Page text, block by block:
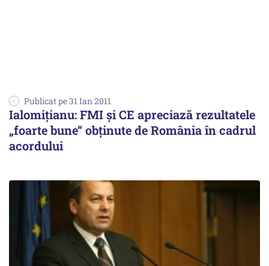
Publicat pe 31 Ian 2011
Ialomiţianu: FMI şi CE apreciază rezultatele
„foarte bune“ obţinute de România în cadrul
acordului